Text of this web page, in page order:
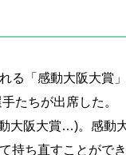
る「感動大阪大賞」
たちが出席した。
大阪大賞…)。感動
ち直すことがで